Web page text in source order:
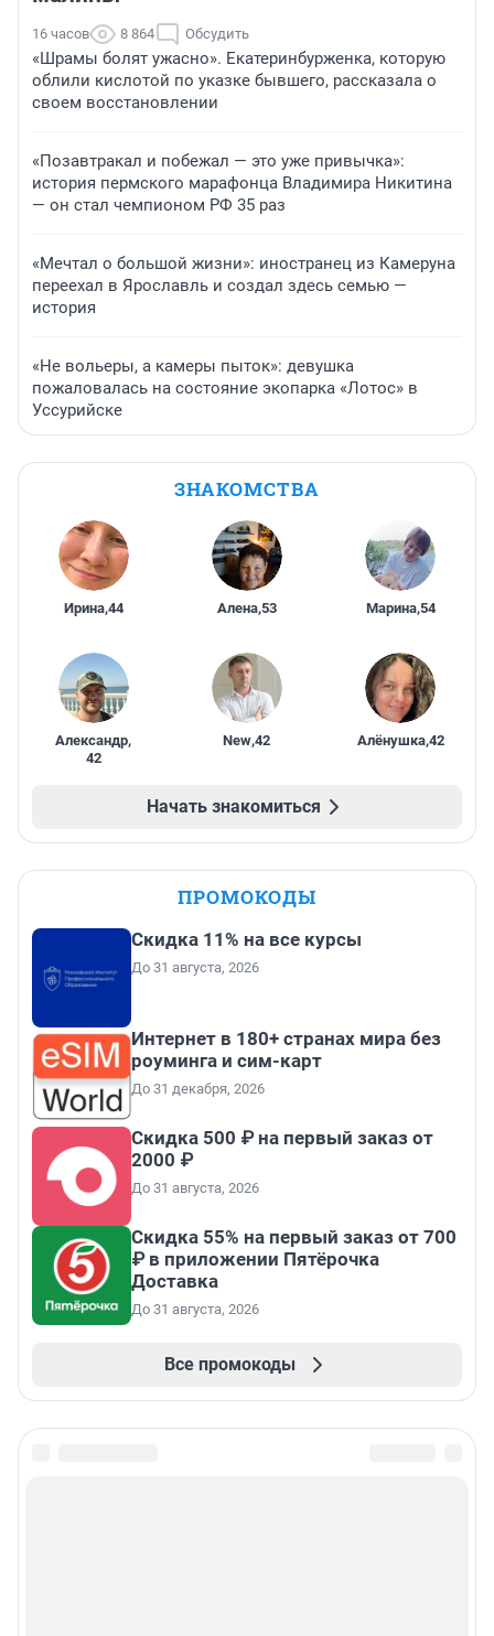
16 часов 8 864 Обсудить
«Шрамы болят ужасно». Екатеринбурженка, которую
облили кислотой по указке бывшего, рассказала о
своем восстановлении
«Позавтракал и побежал — это уже привычка»:
история пермского марафонца Владимира Никитина
— он стал чемпионом РФ 35 раз
«Мечтал о большой жизни»: иностранец из Камеруна
переехал в Ярославль и создал здесь семью —
история
«Не вольеры, а камеры пыток»: девушка
пожаловалась на состояние экопарка «Лотос» в
Уссурийске
ЗНАКОМСТВА
Ирина,44 Алена,53 Марина,54
Александр,
42
New,42 Алёнушка,42
Начать знакомиться
ПРОМОКОДЫ
Скидка 11% на все курсы
До 31 августа, 2026
Интернет в 180+ странах мира без
роуминга и сим-карт
До 31 декабря, 2026
Скидка 500 ₽ на первый заказ от
2000 ₽
До 31 августа, 2026
Скидка 55% на первый заказ от 700
₽ в приложении Пятёрочка
Доставка
До 31 августа, 2026
Все промокоды